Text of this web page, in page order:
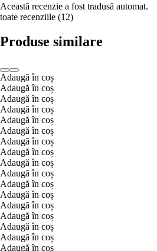
Această recenzie a fost tradusă automat.
toate recenziile (12)
Produse similare
Adaugă în coș
Adaugă în coș
Adaugă în coș
Adaugă în coș
Adaugă în coș
Adaugă în coș
Adaugă în coș
Adaugă în coș
Adaugă în coș
Adaugă în coș
Adaugă în coș
Adaugă în coș
Adaugă în coș
Adaugă în coș
Adaugă în coș
Adaugă în coș
Adaugă în coș